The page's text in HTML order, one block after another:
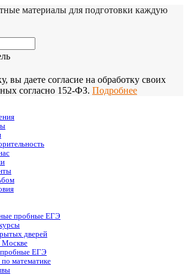
материалы для подготовки каждую
вы даете согласие на обработку своих
согласно 152-ФЗ. Подробнее
пробные ЕГЭ
дверей
Москве
ЕГЭ
математике